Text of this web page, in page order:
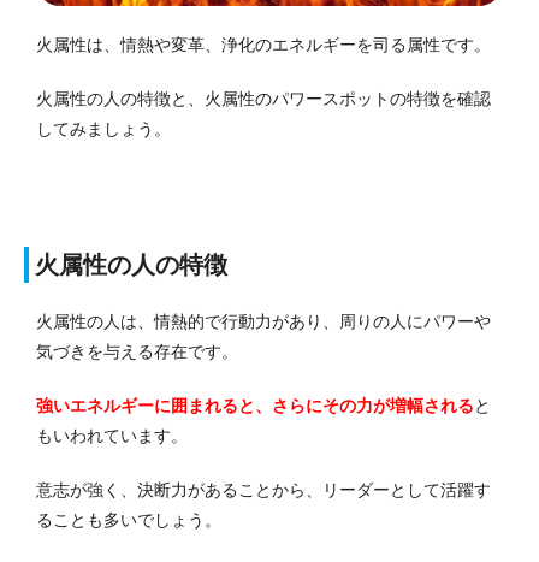
火属性は、情熱や変革、浄化のエネルギーを司る属性です。
火属性の人の特徴と、火属性のパワースポットの特徴を確認
してみましょう。
火属性の人の特徴
火属性の人は、情熱的で行動力があり、周りの人にパワーや
気づきを与える存在です。
強いエネルギーに囲まれると、さらにその力が増幅されると
もいわれています。
意志が強く、決断力があることから、リーダーとして活躍す
ることも多いでしょう。